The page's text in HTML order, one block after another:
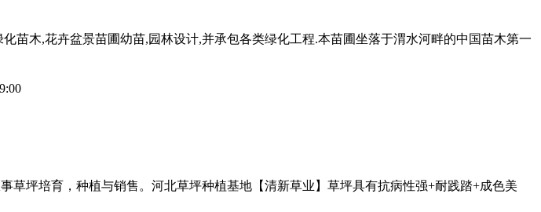
苗木,花卉盆景苗圃幼苗,园林设计,并承包各类绿化工程.本苗圃坐落于渭水河畔的中国苗木第一
草坪培育，种植与销售。河北草坪种植基地【清新草业】草坪具有抗病性强+耐践踏+成色美